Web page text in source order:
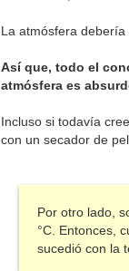
La atmósfera debería
Así que, todo el
atmósfera es
Incluso si todavía
con un secador de
Por otro lado,
°C. Entonces,
sucedió con la